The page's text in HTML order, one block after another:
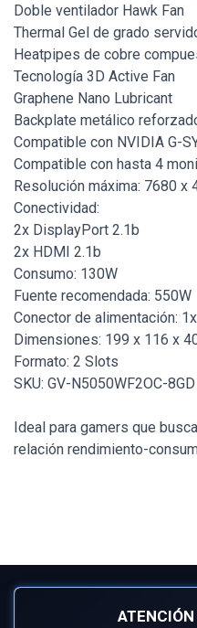
Doble ventilador Hawk Fan
Thermal Gel de grado
Heatpipes de cobre
Tecnología 3D Active Fan
Graphene Nano Lubricant
Backplate metálico
Compatible con NVIDIA G-
Compatible con hasta 4
Resolución máxima: 7680 x
Conectividad:
2x DisplayPort 2.1b
2x HDMI 2.1b
Consumo: 130W
Fuente recomendada: 550W
Conector de alimentación:
Dimensiones: 199 x 116 x
Formato: 2 Slots
SKU: GV-N5050WF2OC-8GD
Ideal para gamers que
relación rendimiento-